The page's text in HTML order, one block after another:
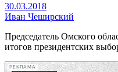
30.03.2018
Иван Чеширский
Председатель Омского
итогов президентских
РЕКЛАМА